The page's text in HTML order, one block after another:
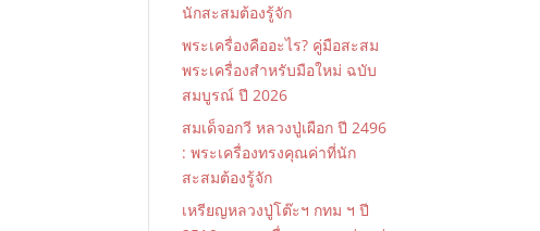
นักสะสมต้องรู้จัก
พระเครื่องคืออะไร? คู่มือสะสม
พระเครื่องสำหรับมือใหม่ ฉบับ
สมบูรณ์ ปี 2026
สมเด็จอกวี หลวงปู่เผือก ปี 2496
: พระเครื่องทรงคุณค่าที่นัก
สะสมต้องรู้จัก
เหรียญหลวงปู่โต๊ะฯ กทม ฯ ปี